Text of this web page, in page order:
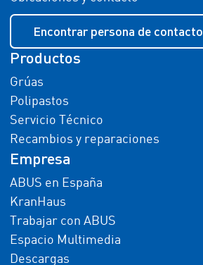
Encontrar persona de contacto
Productos
Grúas
Polipastos
Servicio Técnico
Recambios y reparaciones
Empresa
ABUS en España
KranHaus
Trabajar con ABUS
Espacio Multimedia
Descargas